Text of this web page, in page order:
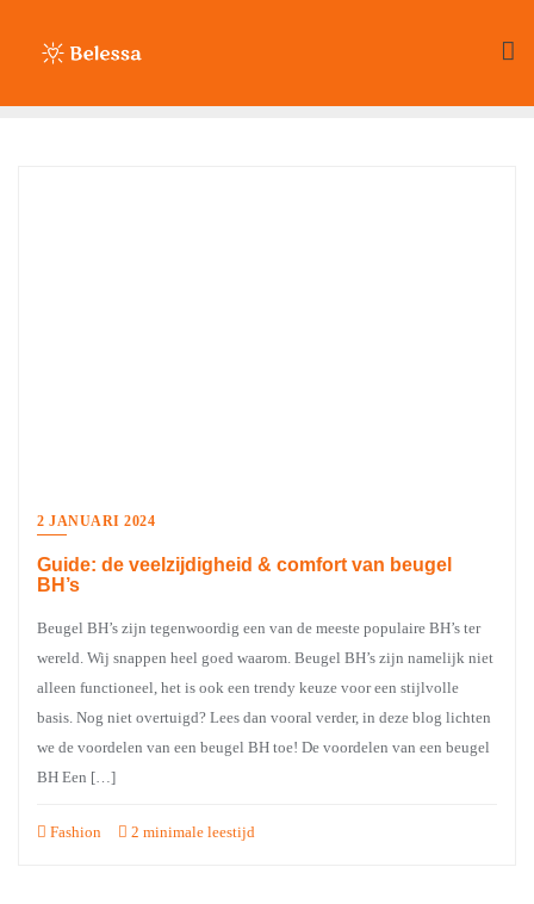
inhoud
2 JANUARI 2024
Guide: de veelzijdigheid & comfort van beugel
BH’s
Beugel BH’s zijn tegenwoordig een van de meeste populaire BH’s ter
wereld. Wij snappen heel goed waarom. Beugel BH’s zijn namelijk niet
alleen functioneel, het is ook een trendy keuze voor een stijlvolle
basis. Nog niet overtuigd? Lees dan vooral verder, in deze blog lichten
we de voordelen van een beugel BH toe! De voordelen van een beugel
BH Een […]
Fashion 2 minimale leestijd